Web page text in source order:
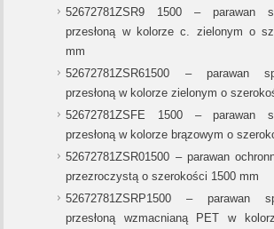
52672781ZSR9 1500 – parawan
przesłoną w kolorze c. zielonym o
mm
52672781ZSR61500 – parawan
przesłoną w kolorze zielonym o
52672781ZSFE 1500 – parawan
przesłoną w kolorze brązowym o
52672781ZSR01500 – parawan
przezroczystą o szerokości 1500 mm
52672781ZSRP1500 – parawan
przesłoną wzmacnianą PET w